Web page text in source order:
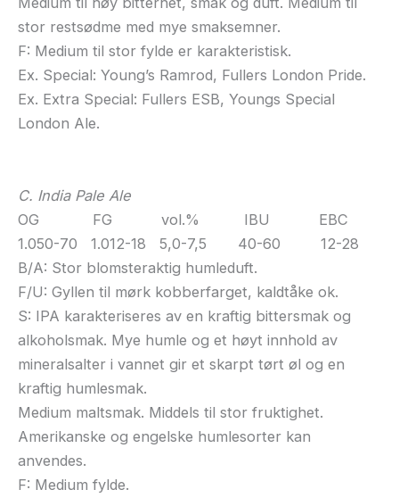
stor restsødme med mye smaksemner.
F: Medium til stor fylde er karakteristisk.
Ex. Special: Young’s Ramrod, Fullers London Pride.
Ex. Extra Special: Fullers ESB, Youngs Special
London Ale.
C. India Pale Ale
OG FG vol.% IBU EBC
1.050-70 1.012-18 5,0-7,5 40-60 12-28
B/A: Stor blomsteraktig humleduft.
F/U: Gyllen til mørk kobberfarget, kaldtåke ok.
S: IPA karakteriseres av en kraftig bittersmak og
alkoholsmak. Mye humle og et høyt innhold av
mineralsalter i vannet gir et skarpt tørt øl og en
kraftig humlesmak.
Medium maltsmak. Middels til stor fruktighet.
Amerikanske og engelske humlesorter kan
anvendes.
F: Medium fylde.